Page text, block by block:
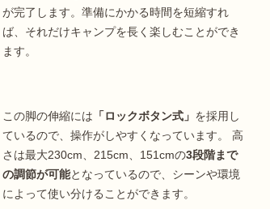
が完了します。準備にかかる時間を短縮すれ
ば、それだけキャンプを長く楽しむことができ
ます。
この脚の伸縮には 「ロックボタン式」 を採用し
ているので、操作がしやすくなっています。 高
さは最大230cm、215cm、151cmの3段階まで
の調節が可能となっているので、シーンや環境
によって使い分けることができます。